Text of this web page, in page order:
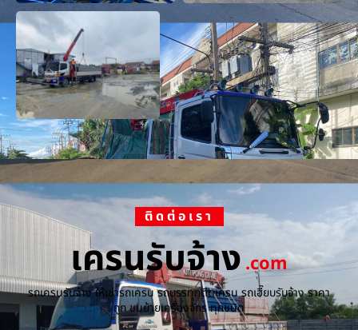
ติดต่อเรา
เครนรับจ้าง.com
รถเครนรับจ้าง ให้เช่ารถเครน รถบรรทุกติดเครน รถเฮี๊ยบรับจ้าง ราคา
ถูก ขนย้ายเครื่องจักร ทุกชนิด